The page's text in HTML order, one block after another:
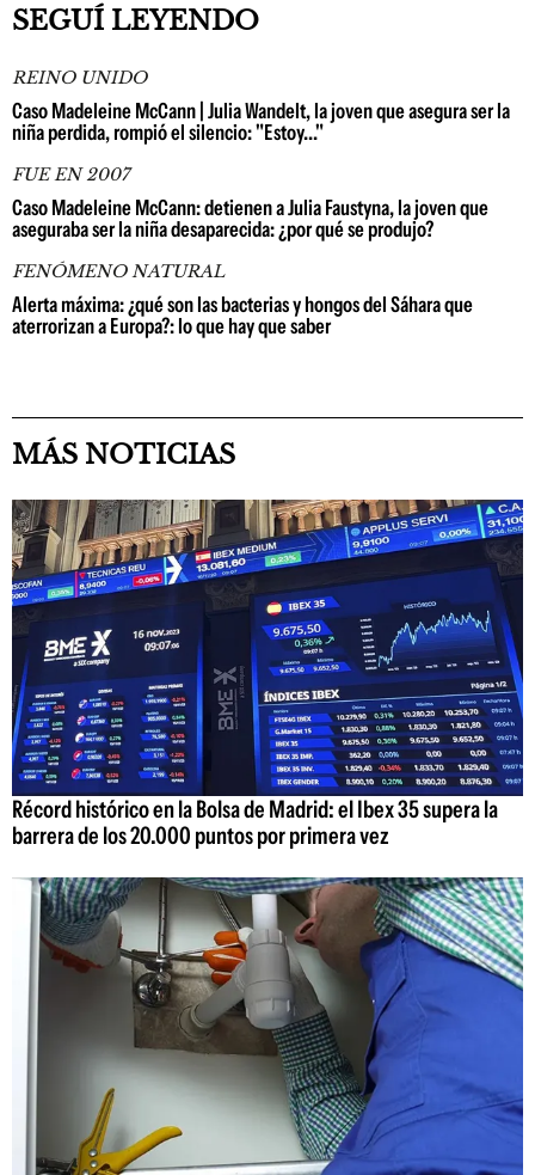
SEGUÍ LEYENDO
REINO UNIDO
Caso Madeleine McCann | Julia Wandelt, la joven que asegura ser la
niña perdida, rompió el silencio: "Estoy..."
FUE EN 2007
Caso Madeleine McCann: detienen a Julia Faustyna, la joven que
aseguraba ser la niña desaparecida: ¿por qué se produjo?
FENÓMENO NATURAL
Alerta máxima: ¿qué son las bacterias y hongos del Sáhara que
aterrorizan a Europa?: lo que hay que saber
MÁS NOTICIAS
Récord histórico en la Bolsa de Madrid: el Ibex 35 supera la
barrera de los 20.000 puntos por primera vez